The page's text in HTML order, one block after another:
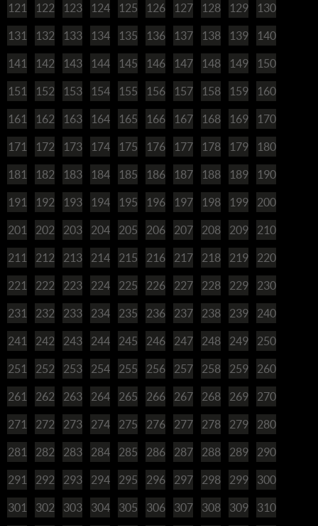
121 122 123 124 125 126 127 128 129 130
131 132 133 134 135 136 137 138 139 140
141 142 143 144 145 146 147 148 149 150
151 152 153 154 155 156 157 158 159 160
161 162 163 164 165 166 167 168 169 170
171 172 173 174 175 176 177 178 179 180
181 182 183 184 185 186 187 188 189 190
191 192 193 194 195 196 197 198 199 200
201 202 203 204 205 206 207 208 209 210
211 212 213 214 215 216 217 218 219 220
221 222 223 224 225 226 227 228 229 230
231 232 233 234 235 236 237 238 239 240
241 242 243 244 245 246 247 248 249 250
251 252 253 254 255 256 257 258 259 260
261 262 263 264 265 266 267 268 269 270
271 272 273 274 275 276 277 278 279 280
281 282 283 284 285 286 287 288 289 290
291 292 293 294 295 296 297 298 299 300
301 302 303 304 305 306 307 308 309 310